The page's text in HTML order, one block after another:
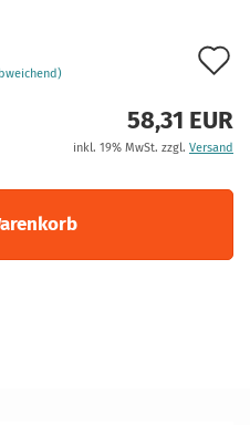
58,31 EUR
inkl. 19% MwSt. zzgl. Versand